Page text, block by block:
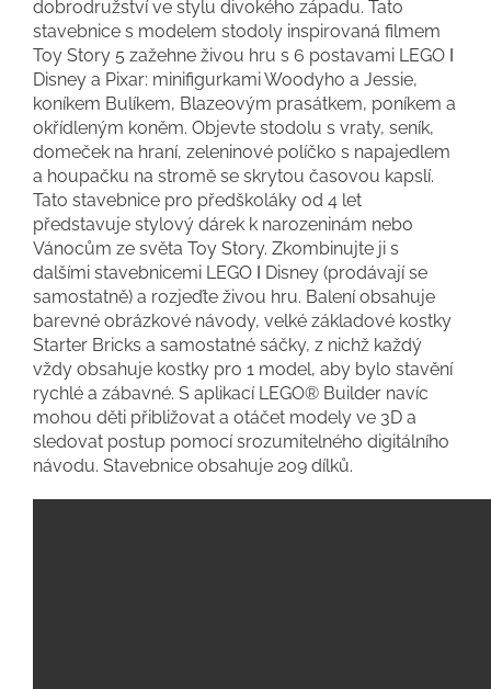
dobrodružství ve stylu divokého západu. Tato
stavebnice s modelem stodoly inspirovaná filmem
Toy Story 5 zažehne živou hru s 6 postavami LEGO ǀ
Disney a Pixar: minifigurkami Woodyho a Jessie,
koníkem Bulíkem, Blazeovým prasátkem, poníkem a
okřídleným koněm. Objevte stodolu s vraty, seník,
domeček na hraní, zeleninové políčko s napajedlem
a houpačku na stromě se skrytou časovou kapslí.
Tato stavebnice pro předškoláky od 4 let
představuje stylový dárek k narozeninám nebo
Vánocům ze světa Toy Story. Zkombinujte ji s
dalšími stavebnicemi LEGO ǀ Disney (prodávají se
samostatně) a rozjeďte živou hru. Balení obsahuje
barevné obrázkové návody, velké základové kostky
Starter Bricks a samostatné sáčky, z nichž každý
vždy obsahuje kostky pro 1 model, aby bylo stavění
rychlé a zábavné. S aplikací LEGO® Builder navíc
mohou děti přibližovat a otáčet modely ve 3D a
sledovat postup pomocí srozumitelného digitálního
návodu. Stavebnice obsahuje 209 dílků.